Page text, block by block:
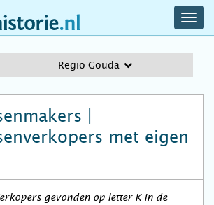
Regio Gouda
|
met eigen
gevonden op letter K in de